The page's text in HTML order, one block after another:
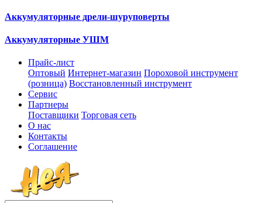
Аккумуляторные дрели-шуруповерты
Аккумуляторные УШМ
Прайс-лист
Оптовый Интернет-магазин Пороховой инструмент
(розница) Восстановленный инструмент
Сервис
Партнеры
Поставщики Торговая сеть
О нас
Контакты
Соглашение